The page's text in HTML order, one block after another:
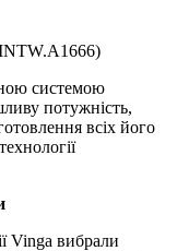
системою
потужність,
всіх його
Vinga вибрали